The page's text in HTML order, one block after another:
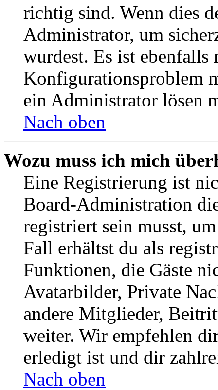
richtig sind. Wenn dies
Administrator, um
wurdest. Es ist ebenfalls
Konfigurationsproblem
ein Administrator lösen
Nach oben
Wozu muss ich mich
Eine Registrierung ist
Board-Administration
registriert sein musst,
Fall erhältst du als
Funktionen, die Gäste
Avatarbilder, Private
andere Mitglieder,
weiter. Wir empfehlen
erledigt ist und dir
Nach oben